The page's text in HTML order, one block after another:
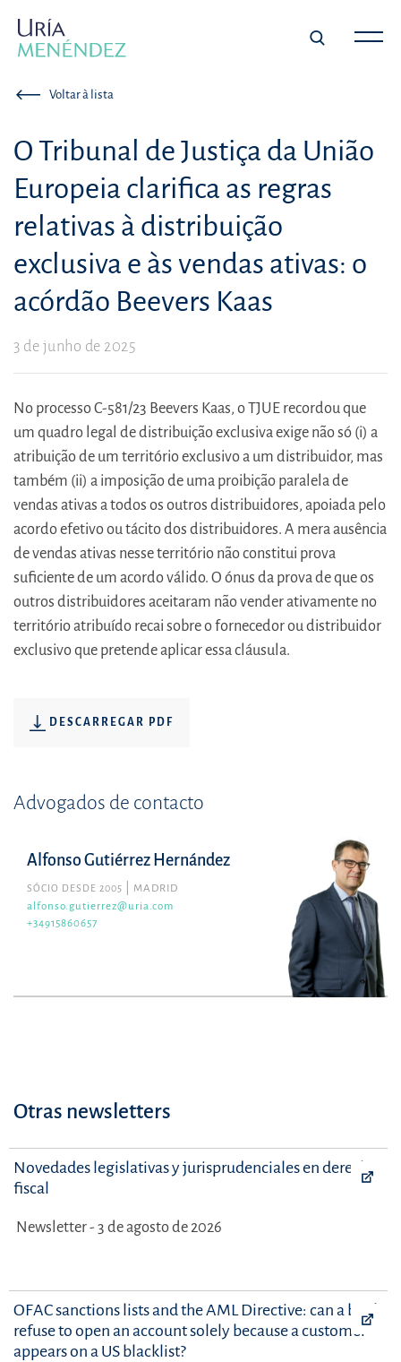
Voltar à lista
O Tribunal de Justiça da União
Europeia clarifica as regras
relativas à distribuição
exclusiva e às vendas ativas: o
acórdão Beevers Kaas
3 de junho de 2025
No processo C-581/23 Beevers Kaas, o TJUE recordou que
um quadro legal de distribuição exclusiva exige não só (i) a
atribuição de um território exclusivo a um distribuidor, mas
também (ii) a imposição de uma proibição paralela de
vendas ativas a todos os outros distribuidores, apoiada pelo
acordo efetivo ou tácito dos distribuidores. A mera ausência
de vendas ativas nesse território não constitui prova
suficiente de um acordo válido. O ónus da prova de que os
outros distribuidores aceitaram não vender ativamente no
território atribuído recai sobre o fornecedor ou distribuidor
exclusivo que pretende aplicar essa cláusula.
DESCARREGAR PDF
Advogados de contacto
Alfonso Gutiérrez Hernández
SÓCIO DESDE 2005
MADRID
alfonso.gutierrez@uria.com
+34915860657
Otras newsletters
Novedades legislativas y jurisprudenciales en derecho
fiscal
Newsletter - 3 de agosto de 2026
OFAC sanctions lists and the AML Directive: can a bank
refuse to open an account solely because a customer
appears on a US blacklist?